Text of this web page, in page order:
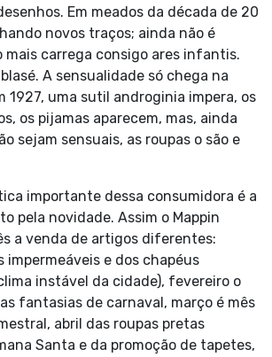
Em meados da década de 20
novos traços; ainda não é
mais carrega consigo ares infantis.
A sensualidade só chega na
1927, uma sutil androginia impera, os
os pijamas aparecem, mas, ainda
sejam sensuais, as roupas o são e
importante dessa consumidora é a
pela novidade. Assim o Mappin
a venda de artigos diferentes:
impermeáveis e dos chapéus
instável da cidade), fevereiro o
fantasias de carnaval, março é mês
abril das roupas pretas
Santa e da promoção de tapetes,